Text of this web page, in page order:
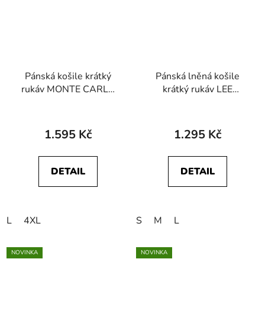
Pánská košile krátký
rukáv MONTE CARLO
1.595 Kč
DETAIL
L 4XL
Pánská lněná košile
krátký rukáv LEE
1.295 Kč
DETAIL
S M L
NOVINKA NOVINKA